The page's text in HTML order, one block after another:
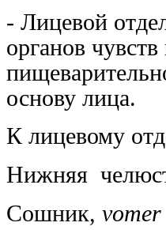
- Лицевой
органов
основу лица.
К лицевому
Нижняя
Сошник, vomer